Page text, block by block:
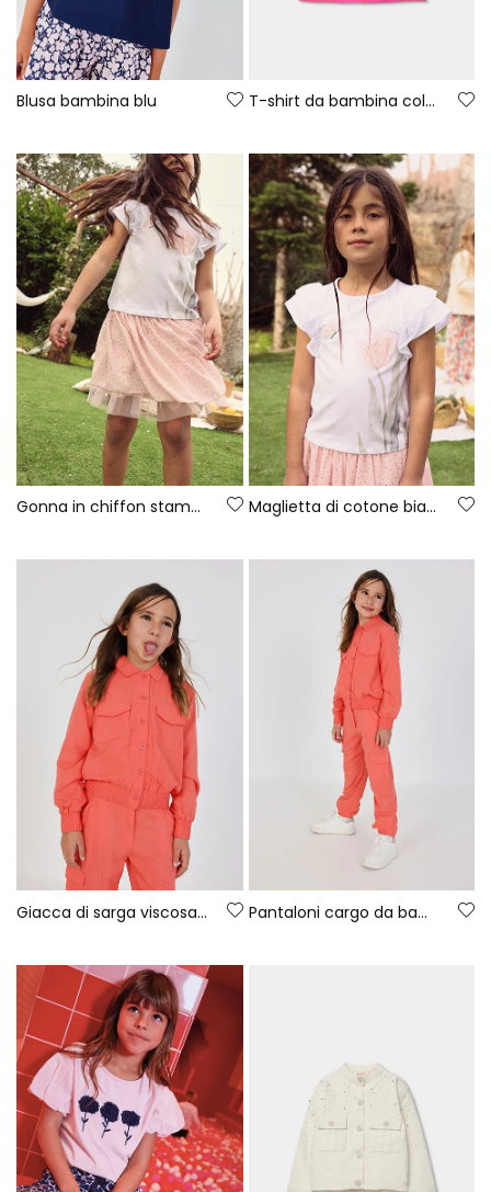
Blusa bambina blu T-shirt da bambina colore fragola
Gonna in chiffon stampato rosa Maglietta di cotone bianca per bambina
Giacca di sarga viscosa per bambina Pantaloni cargo da bambina color fragola